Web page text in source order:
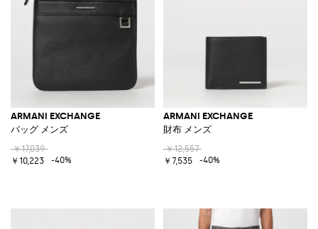
ARMANI EXCHANGE
バッグ メンズ
￥17,039
￥10,223
-40%
ARMANI EXCHANGE
財布 メンズ
￥12,557
￥7,535
-40%